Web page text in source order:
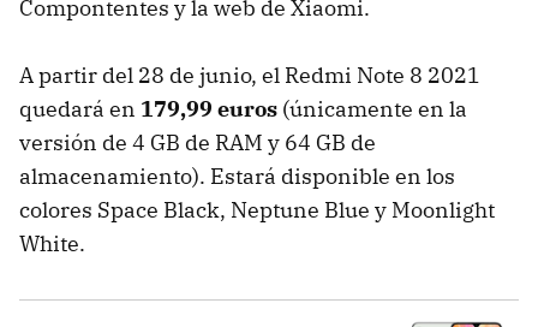
Compontentes y la web de Xiaomi.
A partir del 28 de junio, el Redmi Note 8 2021
quedará en 179,99 euros (únicamente en la
versión de 4 GB de RAM y 64 GB de
almacenamiento). Estará disponible en los
colores Space Black, Neptune Blue y Moonlight
White.